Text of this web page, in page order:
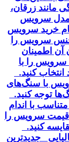
مانند زرقان،
مدل سرویس
خرید سرویس
سرویس را
آن اطمینان
را با
کنید.
با سنگ‌های
توجه کنید.
با اندام
سرویس را
کنید.
جدیدترین